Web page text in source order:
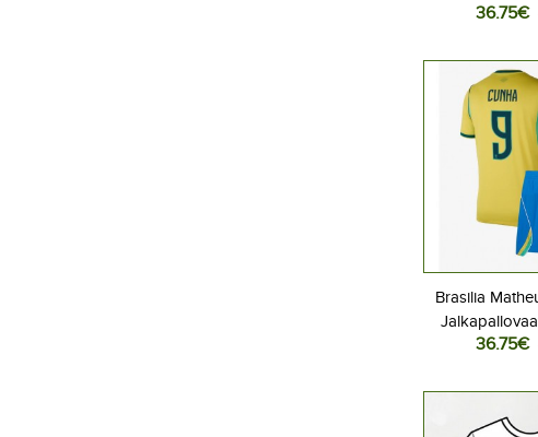
Kotipeliasu
36.75€
Brasilia
Kotipeliasu
36.75€